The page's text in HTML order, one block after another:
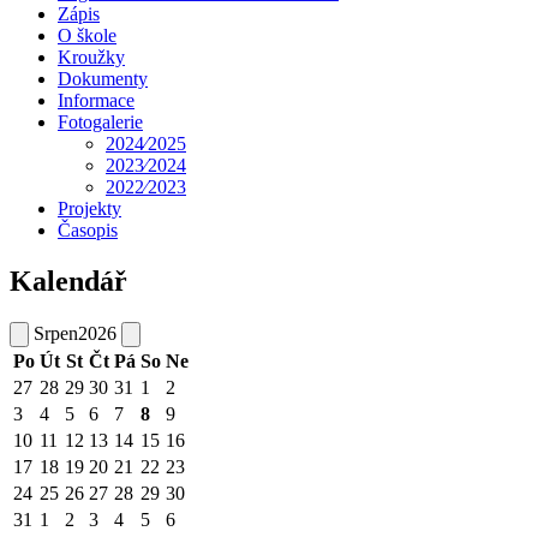
Zápis
O škole
Kroužky
Dokumenty
Informace
Fotogalerie
2024⁄2025
2023⁄2024
2022⁄2023
Projekty
Časopis
Kalendář
Srpen2026
Po Út St Čt Pá So Ne
27 28 29 30 31 1
2
3
4 5 6 7 8
9
10 11 12 13 14 15 16
17 18 19 20 21 22 23
24 25 26 27 28 29 30
31 1 2 3 4 5 6